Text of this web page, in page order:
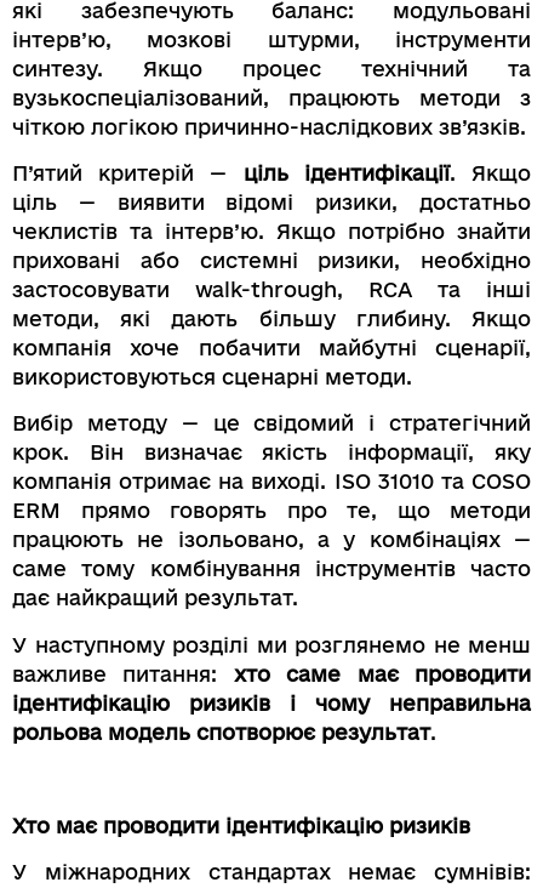
які забезпечують баланс: модульовані
інтерв’ю, мозкові штурми, інструменти
синтезу. Якщо процес технічний та
вузькоспеціалізований, працюють методи з
чіткою логікою причинно-наслідкових зв’язків.
П’ятий критерій — ціль ідентифікації. Якщо
ціль — виявити відомі ризики, достатньо
чеклистів та інтерв’ю. Якщо потрібно знайти
приховані або системні ризики, необхідно
застосовувати walk-through, RCA та інші
методи, які дають більшу глибину. Якщо
компанія хоче побачити майбутні сценарії,
використовуються сценарні методи.
Вибір методу — це свідомий і стратегічний
крок. Він визначає якість інформації, яку
компанія отримає на виході. ISO 31010 та COSO
ERM прямо говорять про те, що методи
працюють не ізольовано, а у комбінаціях —
саме тому комбінування інструментів часто
дає найкращий результат.
У наступному розділі ми розглянемо не менш
важливе питання: хто саме має проводити
ідентифікацію ризиків і чому неправильна
рольова модель спотворює результат.
Хто має проводити ідентифікацію ризиків
У міжнародних стандартах немає сумнівів: